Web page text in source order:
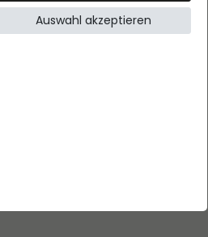
Auswahl akzeptieren